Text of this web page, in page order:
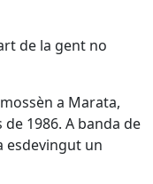
de la gent no
a Marata,
1986. A banda de
esdevingut un